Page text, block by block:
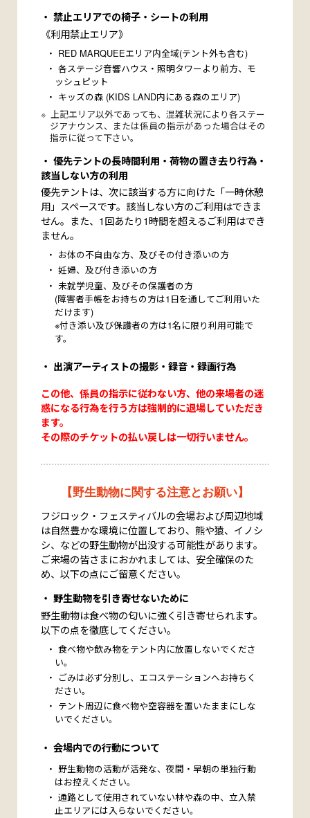
禁止エリアでの椅子・シートの利用
《利用禁止エリア》
RED MARQUEEエリア内全域(テント外も含む)
各ステージ音響ハウス・照明タワーより前方、モ
ッシュピット
キッズの森 (KIDS LAND内にある森のエリア)
上記エリア以外であっても、混雑状況により各ステー
ジアナウンス、または係員の指示があった場合はその
指示に従って下さい。
優先テントの長時間利用・荷物の置き去り行為・
該当しない方の利用
優先テントは、次に該当する方に向けた「一時休憩
用」スペースです。該当しない方のご利用はできま
せん。また、1回あたり1時間を超えるご利用はでき
ません。
お体の不自由な方、及びその付き添いの方
妊婦、及び付き添いの方
未就学児童、及びその保護者の方
(障害者手帳をお持ちの方は1日を通してご利用いた
だけます)
※付き添い及び保護者の方は1名に限り利用可能で
す。
出演アーティストの撮影・録音・録画行為
この他、係員の指示に従わない方、他の来場者の迷
惑になる行為を行う方は強制的に退場していただき
ます。
その際のチケットの払い戻しは一切行いません。
【野生動物に関する注意とお願い】
フジロック・フェスティバルの会場および周辺地域
は自然豊かな環境に位置しており、熊や猿、イノシ
シ、などの野生動物が出没する可能性があります。
ご来場の皆さまにおかれましては、安全確保のた
め、以下の点にご留意ください。
野生動物を引き寄せないために
野生動物は食べ物の匂いに強く引き寄せられます。
以下の点を徹底してください。
食べ物や飲み物をテント内に放置しないでくださ
い。
ごみは必ず分別し、エコステーションへお持ちく
ださい。
テント周辺に食べ物や空容器を置いたままにしな
いでください。
会場内での行動について
野生動物の活動が活発な、夜間・早朝の単独行動
はお控えください。
通路として使用されていない林や森の中、立入禁
止エリアには入らないでください。